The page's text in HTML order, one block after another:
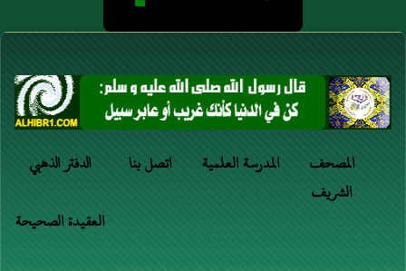
الدفتر الذهبي اتصل بنا المدرسة العلمية
المصحف
الشريف
العقيدة الصحيحة